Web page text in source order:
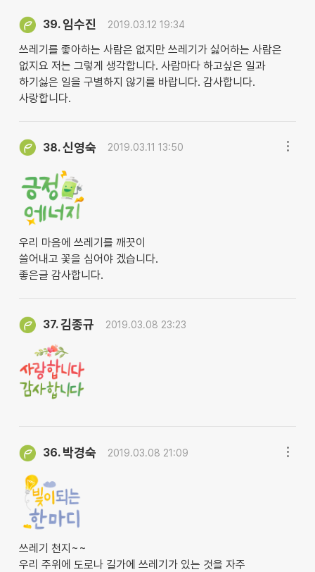
39. 임수진 2019.03.12 19:34
쓰레기를 좋아하는 사람은 없지만 쓰레기가 싫어하는 사람은
없지요 저는 그렇게 생각합니다. 사람마다 하고싶은 일과
하기싫은 일을 구별하지 않기를 바랍니다. 감사합니다.
사랑합니다.
38.신영숙 2019.03.11 13:50
우리 마음에 쓰레기를 깨끗이
쓸어내고 꽃을 심어야 겠습니다.
좋은글 감사합니다.
37.김종규 2019.03.08 23:23
36. 박경숙 2019.03.08 21:09
쓰레기 천지~~
우리 주위에 도로나 길가에 쓰레기가 있는 것을 자주